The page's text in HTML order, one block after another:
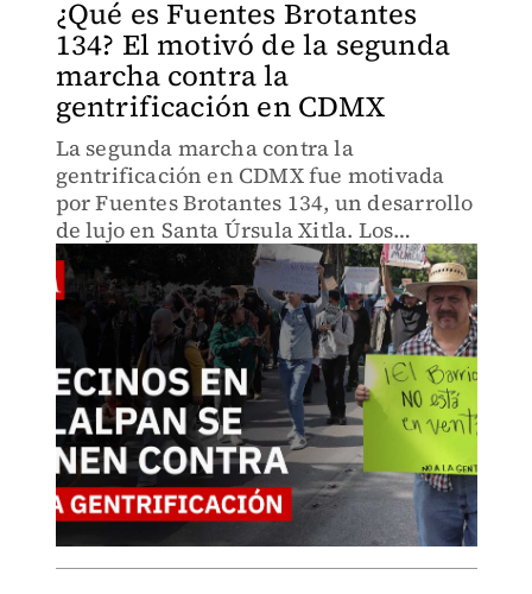
¿Qué es Fuentes Brotantes
134? El motivó de la segunda
marcha contra la
gentrificación en CDMX
La segunda marcha contra la
gentrificación en CDMX fue motivada
por Fuentes Brotantes 134, un desarrollo
de lujo en Santa Úrsula Xitla. Los
vecinos denuncian riesgos ambientales
y un proceso de consulta irregular.
Conoce los detalles de esta obra mil